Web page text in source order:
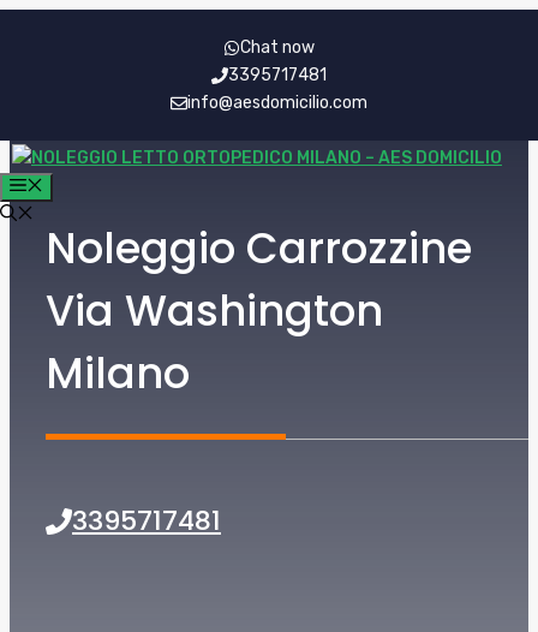
Chat now
3395717481
info@aesdomicilio.com
Noleggio Carrozzine
Via Washington
Milano
3395717481